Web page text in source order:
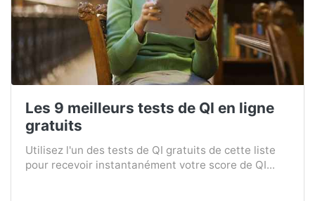
Les 9 meilleurs tests de QI en ligne
gratuits
Utilisez l'un des tests de QI gratuits de cette liste
pour recevoir instantanément votre score de QI...